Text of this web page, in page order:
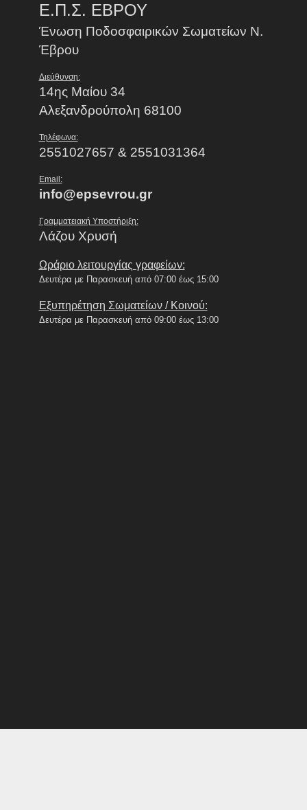
Ε.Π.Σ. ΕΒΡΟΥ
Ένωση Ποδοσφαιρικών Σωματείων Ν.
Έβρου
Διεύθυνση:
14ης Μαίου 34
Αλεξανδρούπολη 68100
Τηλέφωνα:
2551027657 & 2551031364
Email:
info@epsevrou.gr
Γραμματειακή Υποστήριξη:
Λάζου Χρυσή
Ωράριο λειτουργίας γραφείων:
Δευτέρα με Παρασκευή από 07:00 έως 15:00
Εξυπηρέτηση Σωματείων / Κοινού:
Δευτέρα με Παρασκευή από 09:00 έως 13:00